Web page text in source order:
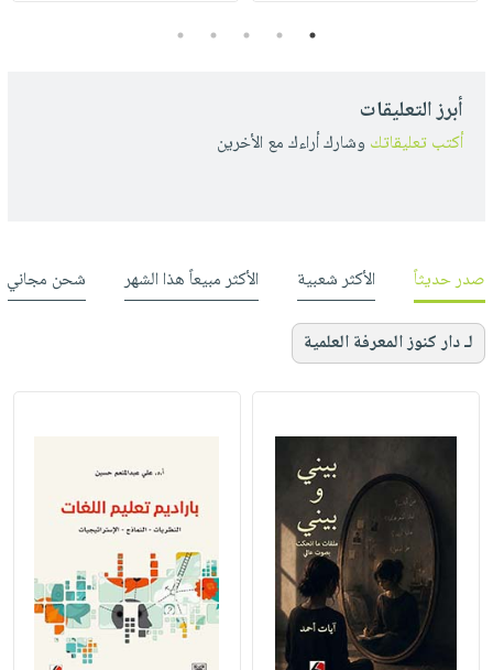
1
2
3
4
5
أبرز التعليقات
أكتب تعليقاتك وشارك أراءك مع الأخرين
صدر حديثاً الأكثر شعبية الأكثر مبيعاً هذا الشهر شحن مجاني
لـ دار كنوز المعرفة العلمية